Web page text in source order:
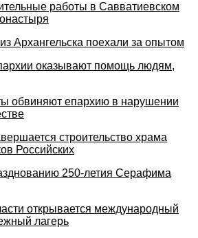
работы в Савватиевском
Архангельска поехали за опытом
оказывают помощь людям,
обвиняют епархию в нарушении
строительство храма
Российских
250-летия Серафима
открывается международный
лагерь